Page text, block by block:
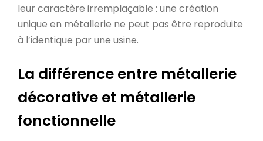
leur caractère irremplaçable : une création
unique en métallerie ne peut pas être reproduite
à l’identique par une usine.
La différence entre métallerie
décorative et métallerie
fonctionnelle